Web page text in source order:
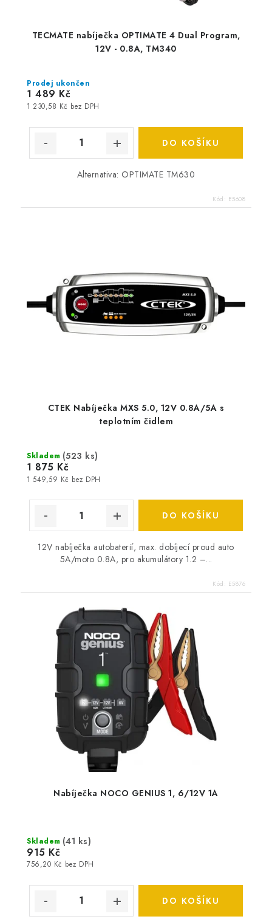
TECMATE nabíječka OPTIMATE 4 Dual Program,
12V - 0.8A, TM340
Prodej ukončen
1 230,58 Kč bez DPH
1 489 Kč
DO KOŠÍKU
Alternativa: OPTIMATE TM630
Kód: E5608
CTEK Nabíječka MXS 5.0, 12V 0.8A/5A s
teplotním čidlem
Skladem (523 ks)
1 549,59 Kč bez DPH
1 875 Kč
DO KOŠÍKU
12V nabíječka autobaterií, max. dobíjecí proud auto
5A/moto 0.8A, pro akumulátory 1.2 –...
Kód: E5876
Nabíječka NOCO GENIUS 1, 6/12V 1A
Skladem (41 ks)
756,20 Kč bez DPH
915 Kč
DO KOŠÍKU